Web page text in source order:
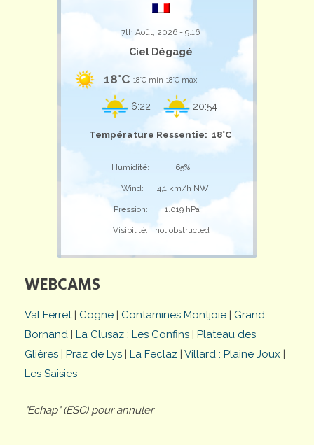
7th Août, 2026 - 9:16
Ciel Dégagé
18°C 18°C min 18°C max
6:22 20:54
Température Ressentie: 18°C
;
Humidité:
65%
Wind: 4,1 km/h NW
Pression: 1.019 hPa
Visibilité: not obstructed
WEBCAMS
Val Ferret| Cogne | Contamines Montjoie | Grand
Bornand | La Clusaz : Les Confins | Plateau des
Glières | Praz de Lys | La Feclaz | Villard : Plaine Joux |
Les Saisies
"Echap" (ESC) pour annuler